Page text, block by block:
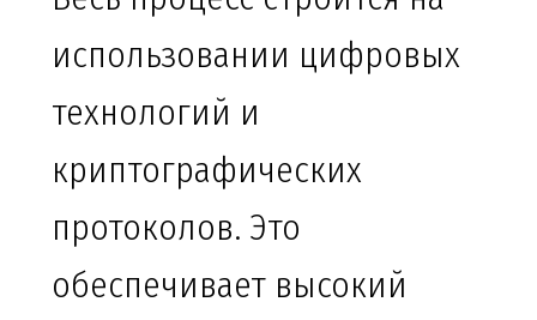
использовании цифровых
технологий и
криптографических
протоколов. Это
обеспечивает высокий